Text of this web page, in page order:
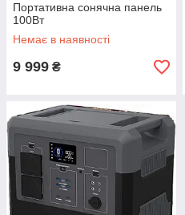
Портативна сонячна панель
100Вт
Немає в наявності
9 999 ₴